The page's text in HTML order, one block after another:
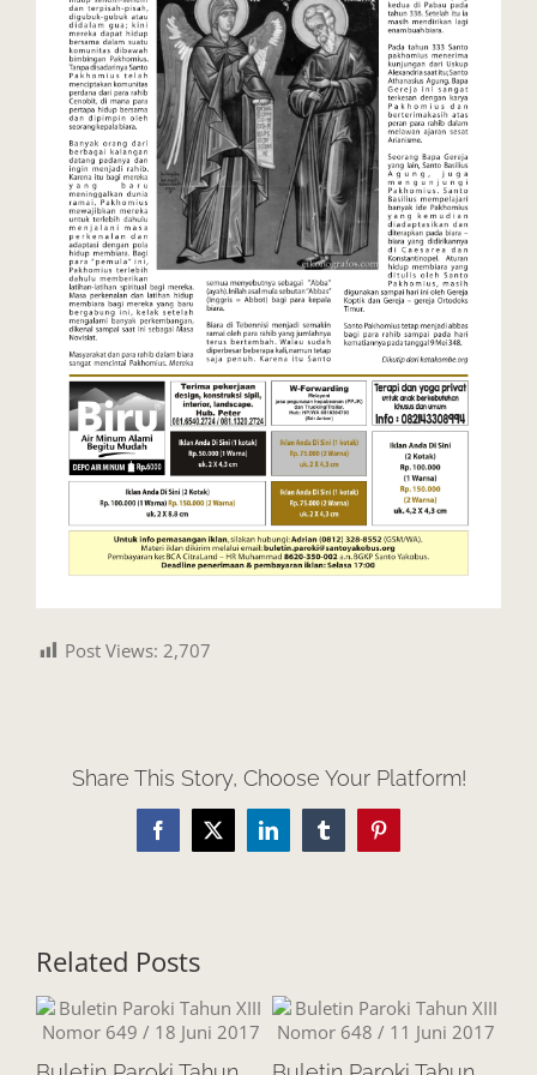
Post Views: 2,707
Share This Story, Choose Your Platform!
Facebook
X LinkedInTumblrPinterest
Related Posts